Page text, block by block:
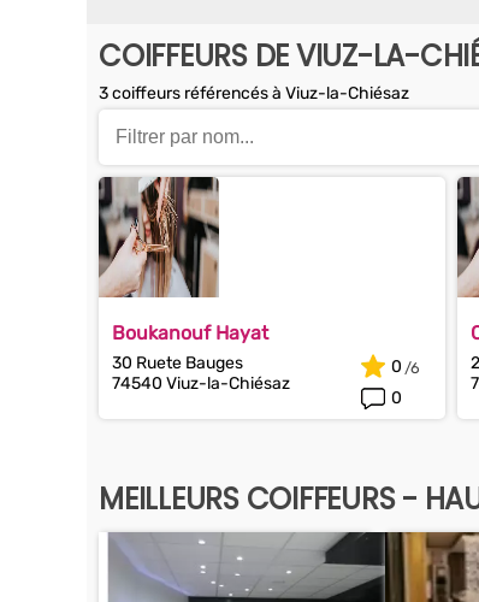
COIFFEURS DE VIUZ-LA-
3 coiffeurs référencés à Viuz-la-Chiésaz
Boukanouf Hayat
30 Ruete Bauges
74540 Viuz-la-Chiésaz
0
0
MEILLEURS COIFFEURS -